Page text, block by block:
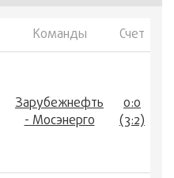
Команды Счет
Зарубежнефть
- Мосэнерго
0:0
(3:2)